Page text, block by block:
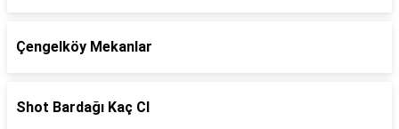
Çengelköy Mekanlar
Shot Bardağı Kaç Cl